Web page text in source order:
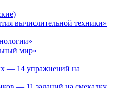
вычислительной техники»
мир»
— 14 упражнений на